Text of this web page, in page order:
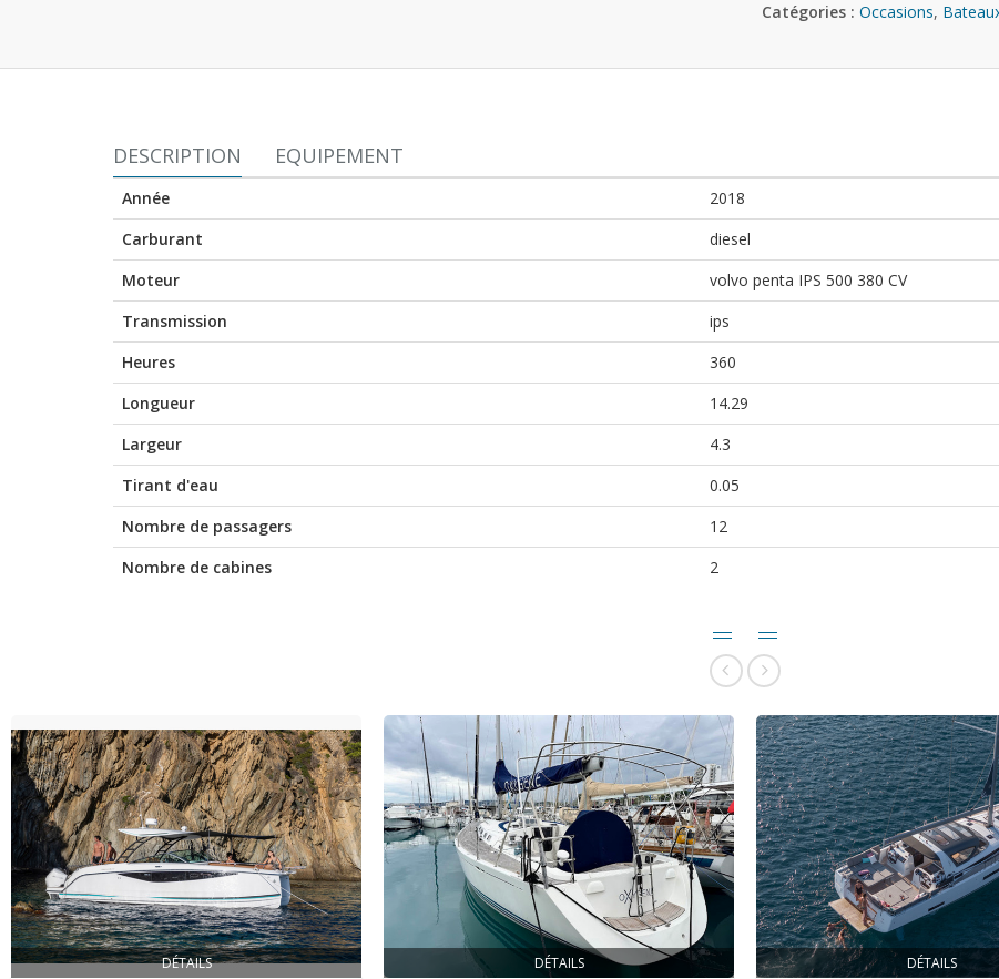
Catégories : Occasions,
DESCRIPTION EQUIPEMENT
Année
2018
Carburant
diesel
Moteur
volvo penta IPS 500 380 CV
Transmission
ips
Heures
360
Longueur
14.29
Largeur
4.3
Tirant d'eau
0.05
Nombre de passagers
12
Nombre de cabines
2
DÉTAILS DÉTAILS DÉTAILS